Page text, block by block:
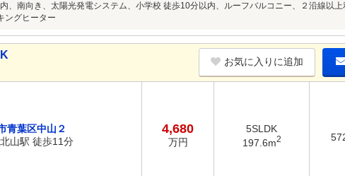
、南向き、太陽光発電システム、小学校 徒歩10分以内、ルーフバルコニー、２沿線以
ングヒーター
お気に入りに追加
青葉区中山２
北山駅 徒歩11分
4,680
万円
5SLDK
197.6m2